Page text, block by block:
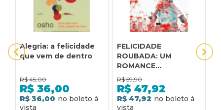
Alegria: a felicidade
que vem de dentro
R$ 45,00
R$ 36,00
R$ 36,00
FELICIDADE
ROUBADA: UM
ROMANCE
PSICOLÓGICO SOBRE
OS FANTASMAS DA
EMOÇÃO QUE ESTÃO
DENTRODE NÓS E
R$ 59,90
R$ 47,92
R$ 47,92